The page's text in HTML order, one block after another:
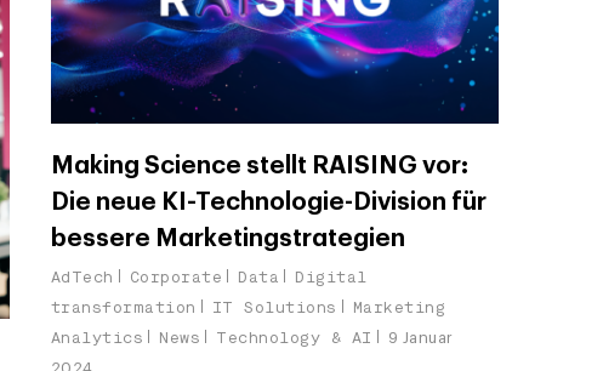
Making Science stellt RAISING vor:
Die neue KI-Technologie-Division für
bessere Marketingstrategien
AdTech Corporate Data
Digital
transformation
IT Solutions
Marketing
Analytics
News Technology & AI
9 Januar
2024